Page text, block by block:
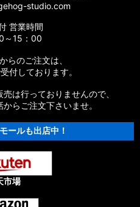
studio.com
営業時間
～15：00
らのご注文は、
付しております。
は行っておりませんので、
らご注文下さいませ。
ールも出店中！
市場